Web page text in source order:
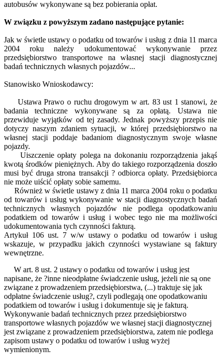
autobusów wykonywane są bez pobierania opłat.
W związku z powyższym zadano następujące pytanie:
Jak w świetle ustawy o podatku od towarów i usług z dnia 11 marca
2004 roku należy udokumentować wykonywanie przez
przedsiębiorstwo transportowe na własnej stacji diagnostycznej
badań technicznych własnych pojazdów...
Stanowisko Wnioskodawcy:
Ustawa Prawo o ruchu drogowym w art. 83 ust 1 stanowi, że
badania techniczne wykonywane są za opłatą. Ustawa nie
przewiduje wyjątków od tej zasady. Jednak powyższy przepis nie
dotyczy naszym zdaniem sytuacji, w której przedsiębiorstwo na
własnej stacji poddaje badaniom diagnostycznym swoje własne
pojazdy.
Uiszczenie opłaty polega na dokonaniu rozporządzenia jakąś
kwotą środków pieniężnych. Aby do takiego rozporządzenia doszło
musi być druga strona transakcji ? odbiorca opłaty. Przedsiębiorca
nie może uiścić opłaty sobie samemu.
Również w świetle ustawy z dnia 11 marca 2004 roku o podatku
od towarów i usług wykonywanie w stacji diagnostycznych badań
technicznych własnych pojazdów nie podlega opodatkowaniu
podatkiem od towarów i usług i wobec tego nie ma możliwości
udokumentowania tych czynności fakturą.
Artykuł 106 ust. 7 w/w ustawy o podatku od towarów i usług
wskazuje, w przypadku jakich czynności wystawiane są faktury
wewnętrzne.
W art. 8 ust. 2 ustawy o podatku od towarów i usług jest
napisane, że ?inne nieodpłatne świadczenie usług, jeżeli nie są one
związane z prowadzeniem przedsiębiorstwa, (...) traktuje się jak
odpłatne świadczenie usług?, czyli podlegają one opodatkowaniu
podatkiem od towarów i usług i dokumentuje się je fakturą.
Wykonywanie badań technicznych przez przedsiębiorstwo
transportowe własnych pojazdów we własnej stacji diagnostycznej
jest związane z prowadzeniem przedsiębiorstwa, zatem nie podlega
zapisom ustawy o podatku od towarów i usług wyżej
wymienionym.